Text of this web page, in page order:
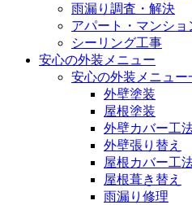
雨漏り調査・解決
アパート・マンシ
シーリング工事
安心の外装メニュー
安心の外装メニュー
外壁塗装
屋根塗装
外壁カバー工
外壁張り替え
屋根カバー工
屋根葺き替え
雨漏り修理